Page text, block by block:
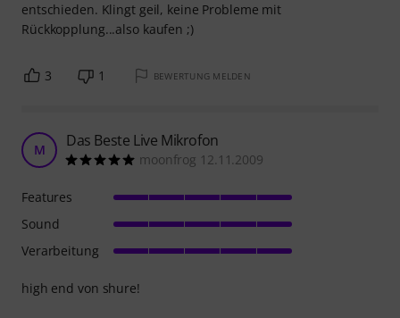
entschieden. Klingt geil, keine Probleme mit
Rückkopplung...also kaufen ;)
3 1 BEWERTUNG MELDEN
M Das Beste Live Mikrofon
moonfrog 12.11.2009
high end von shure!
Features
Sound
Verarbeitung